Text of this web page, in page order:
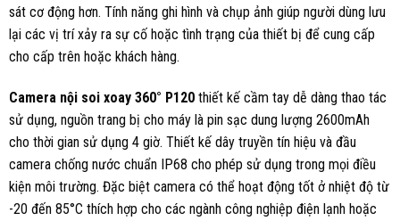
sát cơ động hơn. Tính năng ghi hình và chụp ảnh giúp người dùng lưu
lại các vị trí xảy ra sự cố hoặc tình trạng của thiết bị để cung cấp
cho cấp trên hoặc khách hàng.
Camera nội soi xoay 360° P120 thiết kế cầm tay dễ dàng thao tác
sử dụng, nguồn trang bị cho máy là pin sạc dung lượng 2600mAh
cho thời gian sử dụng 4 giờ. Thiết kế dây truyền tín hiệu và đầu
camera chống nước chuẩn IP68 cho phép sử dụng trong mọi điều
kiện môi trường. Đặc biệt camera có thể hoạt động tốt ở nhiệt độ từ
-20 đến 85°C thích hợp cho các ngành công nghiệp điện lạnh hoặc